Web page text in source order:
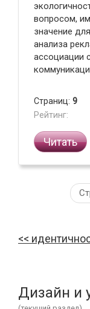
вопросом,
значение
анализа
ассоциации
Страниц: 9
Рейтинг:
Читать
Дизайн и